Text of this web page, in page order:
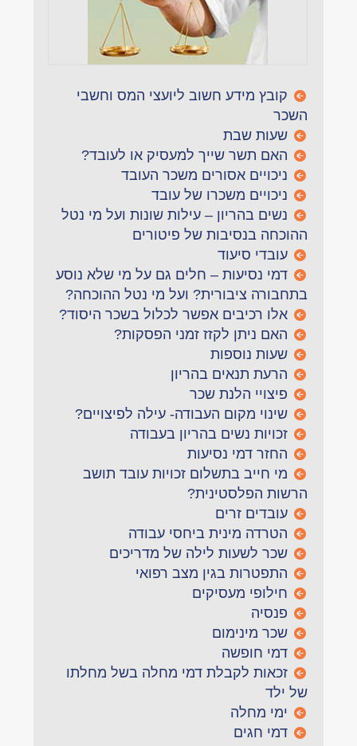
קובץ מידע חשוב ליועצי המס וחשבי
השכר
שעות שבת
האם תשר שייך למעסיק או לעובד?
ניכויים אסורים משכר העובד
ניכויים משכרו של עובד
נשים בהריון – עילות שונות ועל מי נטל
ההוכחה בנסיבות של פיטורים
עובדי סיעוד
דמי נסיעות – חלים גם על מי שלא נוסע
בתחבורה ציבורית? ועל מי נטל ההוכחה?
אלו רכיבים אפשר לכלול בשכר היסוד?
האם ניתן לקזז זמני הפסקות?
שעות נוספות
הרעת תנאים בהריון
פיצויי הלנת שכר
שינוי מקום העבודה- עילה לפיצויים?
זכויות נשים בהריון בעבודה
החזר דמי נסיעות
מי חייב בתשלום זכויות עובד תושב
הרשות הפלסטינית?
עובדים זרים
הטרדה מינית ביחסי עבודה
שכר לשעות לילה של מדריכים
התפטרות בגין מצב רפואי
חילופי מעסיקים
פנסיה
שכר מינימום
דמי חופשה
זכאות לקבלת דמי מחלה בשל מחלתו
של ילד
ימי מחלה
דמי חגים